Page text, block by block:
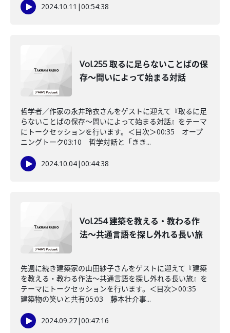
2024.10.11 |00:54:38
Vol.255 取るに足らないことばの保
存～問いによって始まる対話
哲学者／作家の永井玲衣さんをゲストに迎えて『取るに足
らないことばの保存～問いによって始まる対話』をテーマ
にトークセッションを行います。＜目次＞00:35 オープ
ニングトーク03:10 哲学対話と「きき...
2024.10.04|00:44:38
Vol.254 建築を教える・教わる作
法〜共通言語を探し外れる長い旅
先週に続き建築家の山田紗子さんをゲストに迎えて『建築
を教える・教わる作法〜共通言語を探し外れる長い旅』を
テーマにトークセッションを行います。＜目次＞00:35
建築物の笑いと共有05:03 藤本壮介事...
2024.09.27|00:47:16